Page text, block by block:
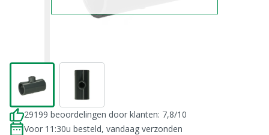
29199 beoordelingen door klanten: 7,8/10
Voor 11:30u besteld, vandaag verzonden